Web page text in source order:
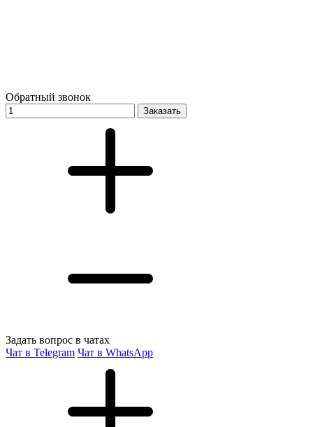
Обратный звонок
Заказать
Задать вопрос в чатах
Чат в Telegram Чат в WhatsApp